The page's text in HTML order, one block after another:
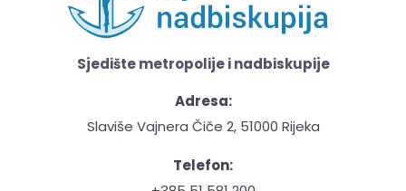
Sjedište metropolije i nadbiskupije
Adresa:
Slaviše Vajnera Čiče 2, 51000 Rijeka
Telefon: